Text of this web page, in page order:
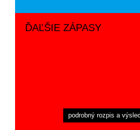
ĎAĽŠIE ZÁPASY
podrobný rozpis a